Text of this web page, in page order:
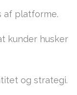
af platforme.
kunder husker
og strategi.